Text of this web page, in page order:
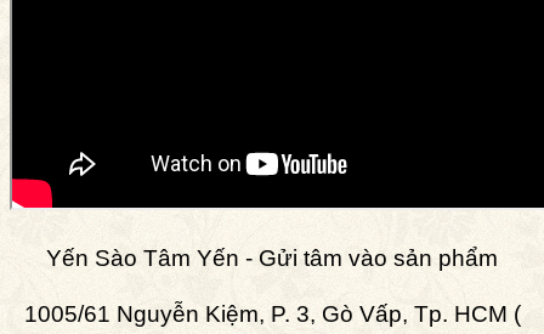
Yến Sào Tâm Yến - Gửi tâm vào sản phẩm
1005/61 Nguyễn Kiệm, P. 3, Gò Vấp, Tp. HCM (